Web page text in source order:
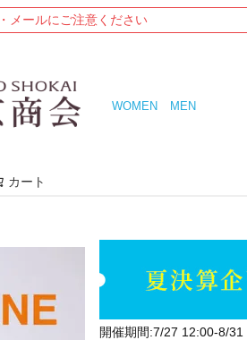
メールにご注意ください
WOMEN MEN
カート
開催期間:7/27 12:00-8/31